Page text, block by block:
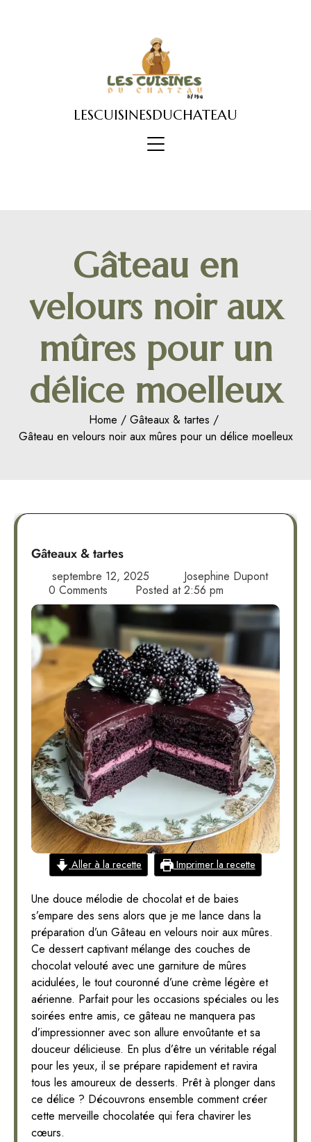
LESCUISINESDUCHATEAU
Gâteau en
velours noir aux
mûres pour un
délice moelleux
Home
Gâteaux & tartes
Gâteau en velours noir aux mûres pour un délice moelleux
Gâteaux & tartes
septembre 12, 2025
Josephine Dupont
0 Comments
Posted at2:56 pm
Aller à la recette Imprimer la recette
Une douce mélodie de chocolat et de baies
s’empare des sens alors que je me lance dans la
préparation d’un Gâteau en velours noir aux mûres.
Ce dessert captivant mélange des couches de
chocolat velouté avec une garniture de mûres
acidulées, le tout couronné d’une crème légère et
aérienne. Parfait pour les occasions spéciales ou les
soirées entre amis, ce gâteau ne manquera pas
d’impressionner avec son allure envoûtante et sa
douceur délicieuse. En plus d’être un véritable régal
pour les yeux, il se prépare rapidement et ravira
tous les amoureux de desserts. Prêt à plonger dans
ce délice ? Découvrons ensemble comment créer
cette merveille chocolatée qui fera chavirer les
cœurs.